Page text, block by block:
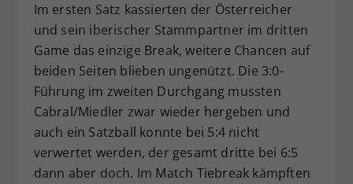
Im ersten Satz kassierten der Österreicher
und sein iberischer Stammpartner im dritten
Game das einzige Break, weitere Chancen auf
beiden Seiten blieben ungenützt. Die 3:0-
Führung im zweiten Durchgang mussten
Cabral/Miedler zwar wieder hergeben und
auch ein Satzball konnte bei 5:4 nicht
verwertet werden, der gesamt dritte bei 6:5
dann aber doch. Im Match Tiebreak kämpften